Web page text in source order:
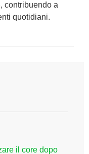
contribuendo a
quotidiani.
il core dopo